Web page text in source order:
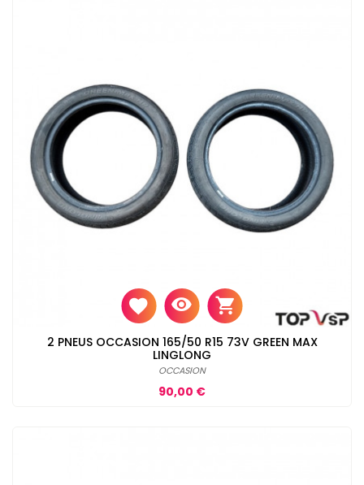
2 PNEUS OCCASION 165/50 R15 73V GREEN MAX
LINGLONG
OCCASION
Prix
90,00 €